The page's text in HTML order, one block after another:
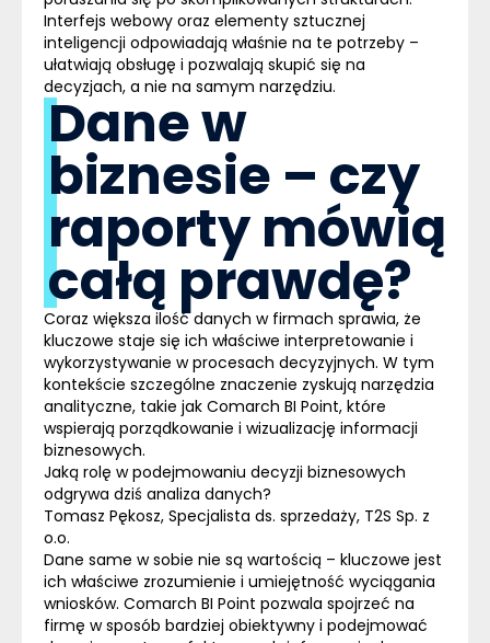
Interfejs webowy oraz elementy sztucznej
inteligencji odpowiadają właśnie na te potrzeby –
ułatwiają obsługę i pozwalają skupić się na
decyzjach, a nie na samym narzędziu.
Dane w
biznesie – czy
raporty mówią
całą prawdę?
Coraz większa ilość danych w firmach sprawia, że
kluczowe staje się ich właściwe interpretowanie i
wykorzystywanie w procesach decyzyjnych. W tym
kontekście szczególne znaczenie zyskują narzędzia
analityczne, takie jak Comarch BI Point, które
wspierają porządkowanie i wizualizację informacji
biznesowych.
Jaką rolę w podejmowaniu decyzji biznesowych
odgrywa dziś analiza danych?
Tomasz Pękosz, Specjalista ds. sprzedaży, T2S Sp. z
o.o.
Dane same w sobie nie są wartością – kluczowe jest
ich właściwe zrozumienie i umiejętność wyciągania
wniosków. Comarch BI Point pozwala spojrzeć na
firmę w sposób bardziej obiektywny i podejmować